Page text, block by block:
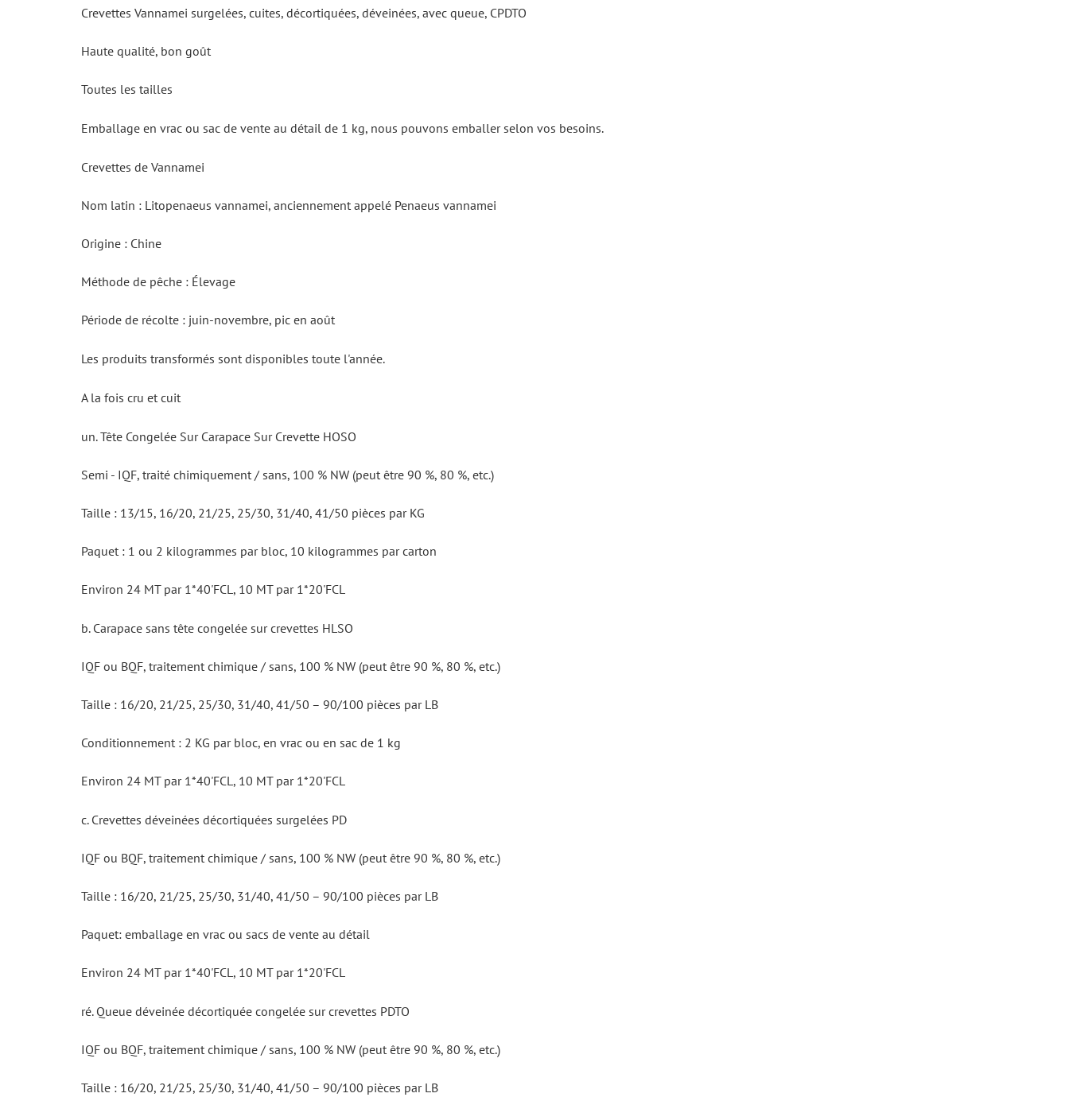
Crevettes Vannamei surgelées, cuites, décortiquées, déveinées, avec queue, CPDTO
Haute qualité, bon goût
Toutes les tailles
Emballage en vrac ou sac de vente au détail de 1 kg, nous pouvons emballer selon vos besoins.
Crevettes de Vannamei
Nom latin : Litopenaeus vannamei, anciennement appelé Penaeus vannamei
Origine : Chine
Méthode de pêche : Élevage
Période de récolte : juin-novembre, pic en août
Les produits transformés sont disponibles toute l'année.
A la fois cru et cuit
un. Tête Congelée Sur Carapace Sur Crevette HOSO
Semi - IQF, traité chimiquement / sans, 100 % NW (peut être 90 %, 80 %, etc.)
Taille : 13/15, 16/20, 21/25, 25/30, 31/40, 41/50 pièces par KG
Paquet : 1 ou 2 kilogrammes par bloc, 10 kilogrammes par carton
Environ 24 MT par 1*40'FCL, 10 MT par 1*20'FCL
b. Carapace sans tête congelée sur crevettes HLSO
IQF ou BQF, traitement chimique / sans, 100 % NW (peut être 90 %, 80 %, etc.)
Taille : 16/20, 21/25, 25/30, 31/40, 41/50 – 90/100 pièces par LB
Conditionnement : 2 KG par bloc, en vrac ou en sac de 1 kg
Environ 24 MT par 1*40'FCL, 10 MT par 1*20'FCL
c. Crevettes déveinées décortiquées surgelées PD
IQF ou BQF, traitement chimique / sans, 100 % NW (peut être 90 %, 80 %, etc.)
Taille : 16/20, 21/25, 25/30, 31/40, 41/50 – 90/100 pièces par LB
Paquet: emballage en vrac ou sacs de vente au détail
Environ 24 MT par 1*40'FCL, 10 MT par 1*20'FCL
ré. Queue déveinée décortiquée congelée sur crevettes PDTO
IQF ou BQF, traitement chimique / sans, 100 % NW (peut être 90 %, 80 %, etc.)
Taille : 16/20, 21/25, 25/30, 31/40, 41/50 – 90/100 pièces par LB